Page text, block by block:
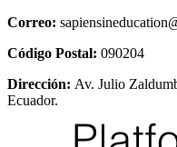
Correo:
Código Postal: 090204
Dirección: Av. Julio
Ecuador.